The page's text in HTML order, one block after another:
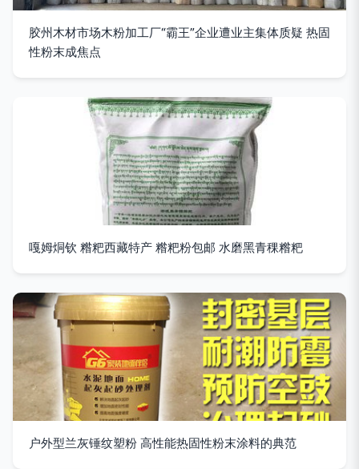
胶州木材市场木粉加工厂“霸王”企业遭业主集体质疑 热固
性粉末成焦点
嘎姆烔钦 糌粑西藏特产 糌粑粉包邮 水磨黑青稞糌粑
户外型兰灰锤纹塑粉 高性能热固性粉末涂料的典范